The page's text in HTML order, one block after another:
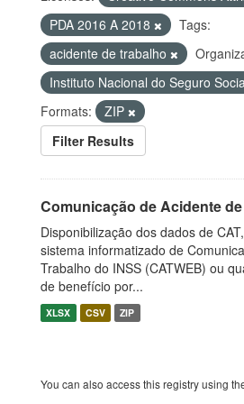
PDA 2016 A 2018
Tags:
acidente de trabalho
Instituto Nacional do Seguro
Formats:
ZIP
Filter Results
Comunicação de Acidente
Disponibilização dos dados de
sistema informatizado de
Trabalho do INSS (CATWEB) ou
de benefício por...
XLSX CSV ZIP
You can also access this registry using